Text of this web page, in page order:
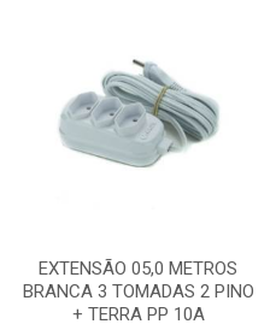
EXTENSÃO 05,0 METROS
BRANCA 3 TOMADAS 2 PINO
+ TERRA PP 10A